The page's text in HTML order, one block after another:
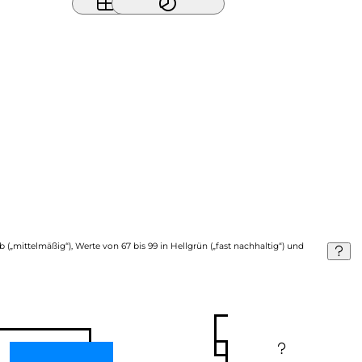
Werte von 67 bis 99 in Hellgrün („fast nachhaltig“) und